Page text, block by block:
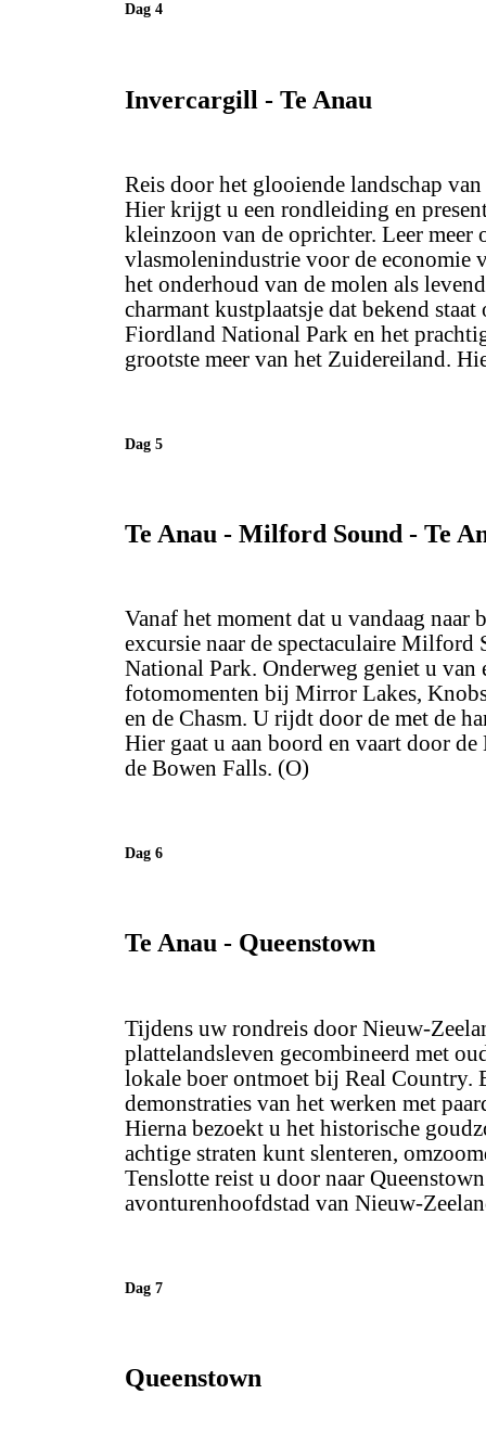
Dag 4
Invercargill - Te Anau
Reis door het glooiende landschap
Hier krijgt u een rondleiding en
kleinzoon van de oprichter. Leer meer
vlasmolenindustrie voor de economie
het onderhoud van de molen als
charmant kustplaatsje dat bekend
Fiordland National Park en het
grootste meer van het Zuidereiland.
Dag 5
Te Anau - Milford Sound - Te
Vanaf het moment dat u vandaag naar
excursie naar de spectaculaire
National Park. Onderweg geniet u van
fotomomenten bij Mirror Lakes,
en de Chasm. U rijdt door de met de
Hier gaat u aan boord en vaart door
de Bowen Falls. (O)
Dag 6
Te Anau - Queenstown
Tijdens uw rondreis door Nieuw-
plattelandsleven gecombineerd met
lokale boer ontmoet bij Real Country.
demonstraties van het werken met
Hierna bezoekt u het historische
achtige straten kunt slenteren,
Tenslotte reist u door naar
avonturenhoofdstad van Nieuw-
Dag 7
Queenstown